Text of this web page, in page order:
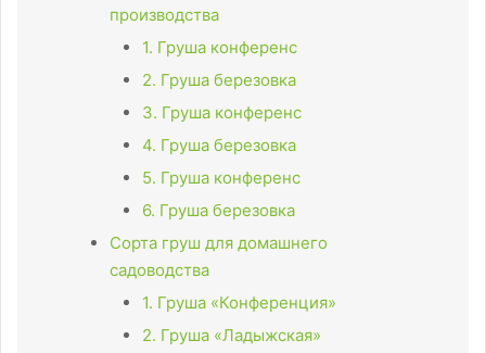
производства
1. Груша конференс
2. Груша березовка
3. Груша конференс
4. Груша березовка
5. Груша конференс
6. Груша березовка
Сорта груш для домашнего
садоводства
1. Груша «Конференция»
2. Груша «Ладыжская»